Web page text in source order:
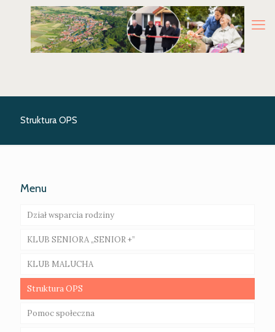
Struktura OPS
Menu
Dział wsparcia rodziny
Rodziny wspierające – ogłoszenie o naborze
Asystent rodziny
Gminna Komisja Rozwiązywania Problemów
Alkoholowych i Radca Prawny
KLUB SENIORA „SENIOR +”
Galeria
KLUB MALUCHA
Galeria
Struktura OPS
Regulamin Organizacyjny Klubu Dziecięcego
Pomoc społeczna